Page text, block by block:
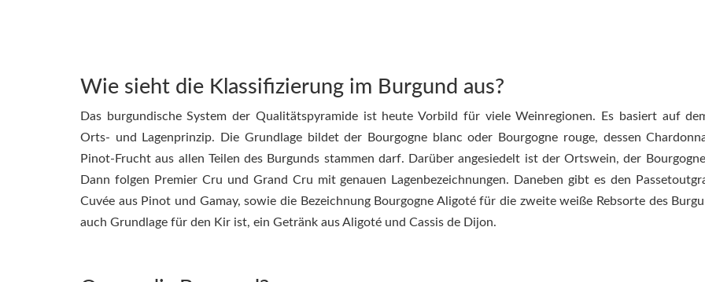
Wie sieht die Klassifizierung im Burgund aus?
Das burgundische System der Qualitätspyramide ist heute Vorbild für viele Weinregionen. Es basiert auf
Orts- und Lagenprinzip. Die Grundlage bildet der Bourgogne blanc oder Bourgogne rouge, dessen
Pinot-Frucht aus allen Teilen des Burgunds stammen darf. Darüber angesiedelt ist der Ortswein, der
Dann folgen Premier Cru und Grand Cru mit genauen Lagenbezeichnungen. Daneben gibt es den
Cuvée aus Pinot und Gamay, sowie die Bezeichnung Bourgogne Aligoté für die zweite weiße Rebsorte des
auch Grundlage für den Kir ist, ein Getränk aus Aligoté und Cassis de Dijon.